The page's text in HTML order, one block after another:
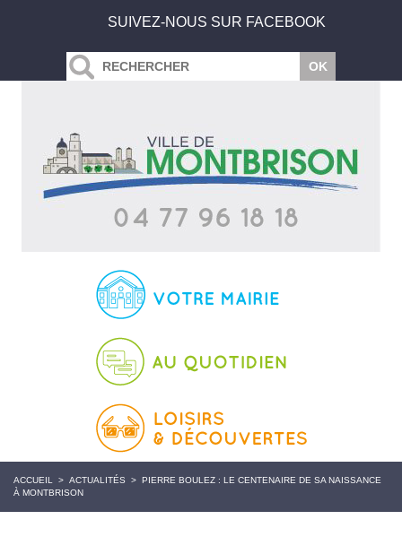
SUIVEZ-NOUS SUR FACEBOOK
ACCUEIL > ACTUALITÉS > PIERRE BOULEZ : LE CENTENAIRE DE SA NAISSANCE
À MONTBRISON